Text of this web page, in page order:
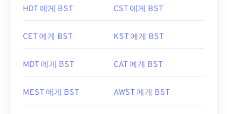
HDT 에게 BST CST 에게 BST
CET 에게 BST KST 에게 BST
MDT 에게 BST CAT 에게 BST
MEST 에게 BST AWST 에게 BST